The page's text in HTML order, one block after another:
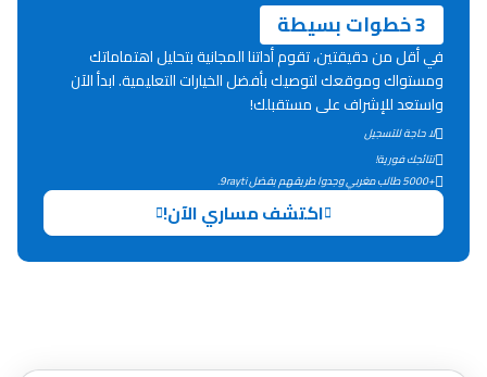
Ki Derti Liha
باش تقدر تساعد الناس
3 خطوات بسيطة
في أقل من دقيقتين، تقوم أداتنا المجانية بتحليل اهتماماتك
ومستواك وموقعك لتوصيك بأفضل الخيارات التعليمية. ابدأ الآن
واستعد للإشراف على مستقبلك!
لا حاجة للتسجيل
نتائجك فورية!
+5000 طالب مغربي وجدوا طريقهم بفضل 9rayti.
اكتشف مساري الآن!